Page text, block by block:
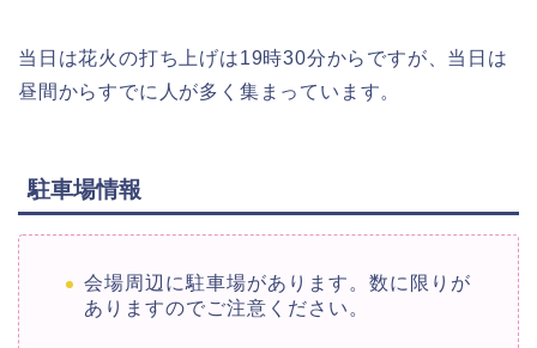
当日は花火の打ち上げは19時30分からですが、当日は
昼間からすでに人が多く集まっています。
駐車場情報
会場周辺に駐車場があります。数に限りが
ありますのでご注意ください。